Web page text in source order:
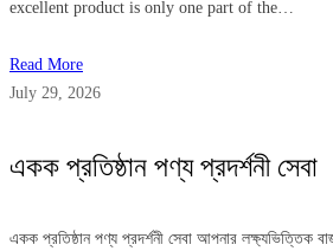
excellent product is only one part of the…
Read More
July 29, 2026
একক প্রতিষ্ঠান পণ্য প্রদর্শনী সেবা
একক প্রতিষ্ঠান পণ্য প্রদর্শনী সেবা আপনার লক্ষ্যভিত্তিক